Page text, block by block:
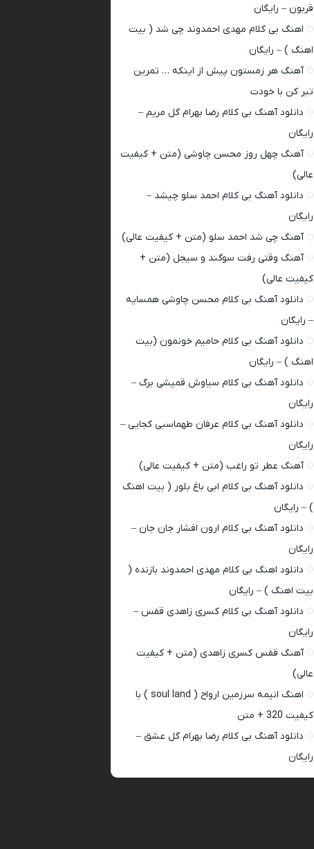
قربون – رایگان
اهنگ بی کلام مهدی احمدوند چی شد ( بیت
اهنگ ) – رایگان
آهنگ هر زمستون پیش از اینکه … تمرین
تبر کن با خودت
دانلود آهنگ بی کلام رضا بهرام گل مریم –
رایگان
آهنگ چهل روز محسن چاوشی (متن + کیفیت
عالی)
دانلود آهنگ بی کلام احمد سلو چیشد –
رایگان
آهنگ چی شد احمد سلو (متن + کیفیت عالی)
آهنگ وقتی رفت سوگند و سیجل (متن +
کیفیت عالی)
دانلود آهنگ بی کلام محسن چاوشی همسایه
– رایگان
دانلود آهنگ بی کلام حامیم خونمون (بیت
اهنگ ) – رایگان
دانلود آهنگ بی کلام سیاوش قمیشی برگ –
رایگان
دانلود آهنگ بی کلام عرفان طهماسبی کجایی –
رایگان
آهنگ عطر تو راغب (متن + کیفیت عالی)
دانلود آهنگ بی کلام ابی باغ بلور ( بیت اهنگ
) – رایگان
دانلود آهنگ بی کلام ارون افشار جان جان –
رایگان
دانلود اهنگ بی کلام مهدی احمدوند بازنده (
بیت اهنگ ) – رایگان
دانلود آهنگ بی کلام کسری زاهدی قفس –
رایگان
آهنگ قفس کسری زاهدی (متن + کیفیت
عالی)
اهنگ انیمه سرزمین ارواح ( soul land ) با
کیفیت 320 + متن
دانلود آهنگ بی کلام رضا بهرام گل عشق –
رایگان